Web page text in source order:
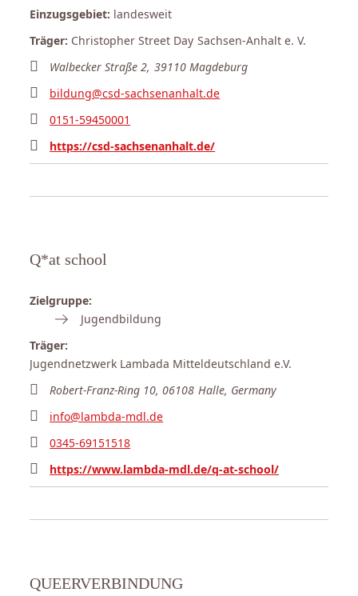
Einzugsgebiet: landesweit
Träger: Christopher Street Day Sachsen-Anhalt e. V.
Walbecker Straße 2, 39110 Magdeburg
bildung@csd-sachsenanhalt.de
0151-59450001
https://csd-sachsenanhalt.de/
Q*at school
Zielgruppe:
Jugendbildung
Träger:
Jugendnetzwerk Lambada Mitteldeutschland e.V.
Robert-Franz-Ring 10, 06108 Halle, Germany
info@lambda-mdl.de
0345-69151518
https://www.lambda-mdl.de/q-at-school/
QUEERVERBINDUNG